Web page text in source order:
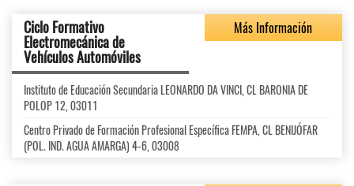
Ciclo Formativo
Electromecánica de
Vehículos Automóviles
Más Información
Instituto de Educación Secundaria LEONARDO DA VINCI, CL BARONIA DE
POLOP 12, 03011
Centro Privado de Formación Profesional Específica FEMPA, CL BENIJÓFAR
(POL. IND. AGUA AMARGA) 4-6, 03008